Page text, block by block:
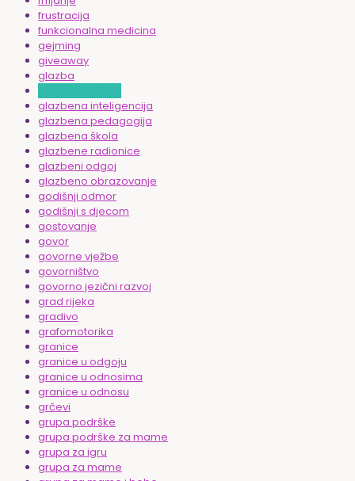
frustracija
funkcionalna medicina
gejming
giveaway
glazba
glazbena inteligencija
glazbena pedagogija
glazbena škola
glazbene radionice
glazbeni odgoj
glazbeno obrazovanje
godišnji odmor
godišnji s djecom
gostovanje
govor
govorne vježbe
govorništvo
govorno jezični razvoj
grad rijeka
gradivo
grafomotorika
granice
granice u odgoju
granice u odnosima
granice u odnosu
grčevi
grupa podrške
grupa podrške za mame
grupa za igru
grupa za mame